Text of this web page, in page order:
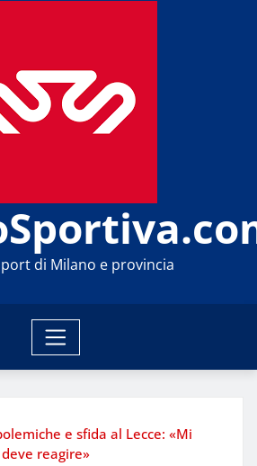
di Milano e provincia
e sfida al Lecce: «Mi
reagire»